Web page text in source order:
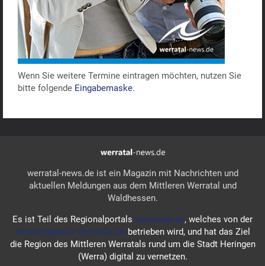
Wenn Sie weitere Termine eintragen möchten, nutzen Sie
bitte folgende Eingabemaske.
werratal-news.de ist ein Magazin mit Nachrichten und
aktuellen Meldungen aus dem Mittleren Werratal und
Waldhessen.
Es ist Teil des Regionalportals werraweb.de, welches von der
Internetagentur dd-media.debetrieben wird, und hat das Ziel
die Region des Mittleren Werratals rund um die Stadt Heringen
(Werra) digital zu vernetzen.